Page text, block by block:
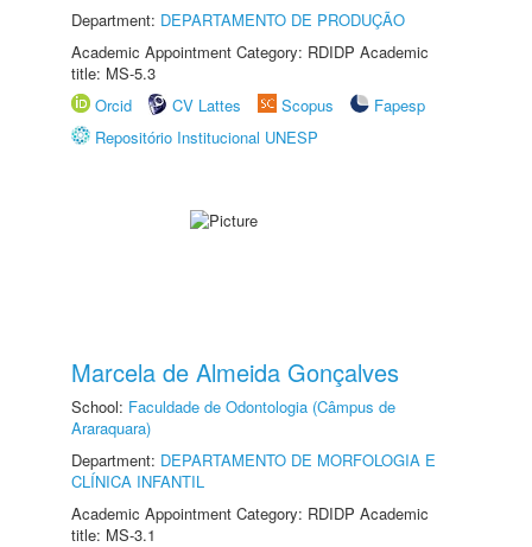
Department: DEPARTAMENTO DE PRODUÇÃO
Academic Appointment Category: RDIDP Academic
title: MS-5.3
Orcid
CV Lattes Scopus
Fapesp
Repositório Institucional UNESP
Marcela de Almeida Gonçalves
School: Faculdade de Odontologia (Câmpus de
Araraquara)
Department: DEPARTAMENTO DE MORFOLOGIA E
CLÍNICA INFANTIL
Academic Appointment Category: RDIDP Academic
title: MS-3.1